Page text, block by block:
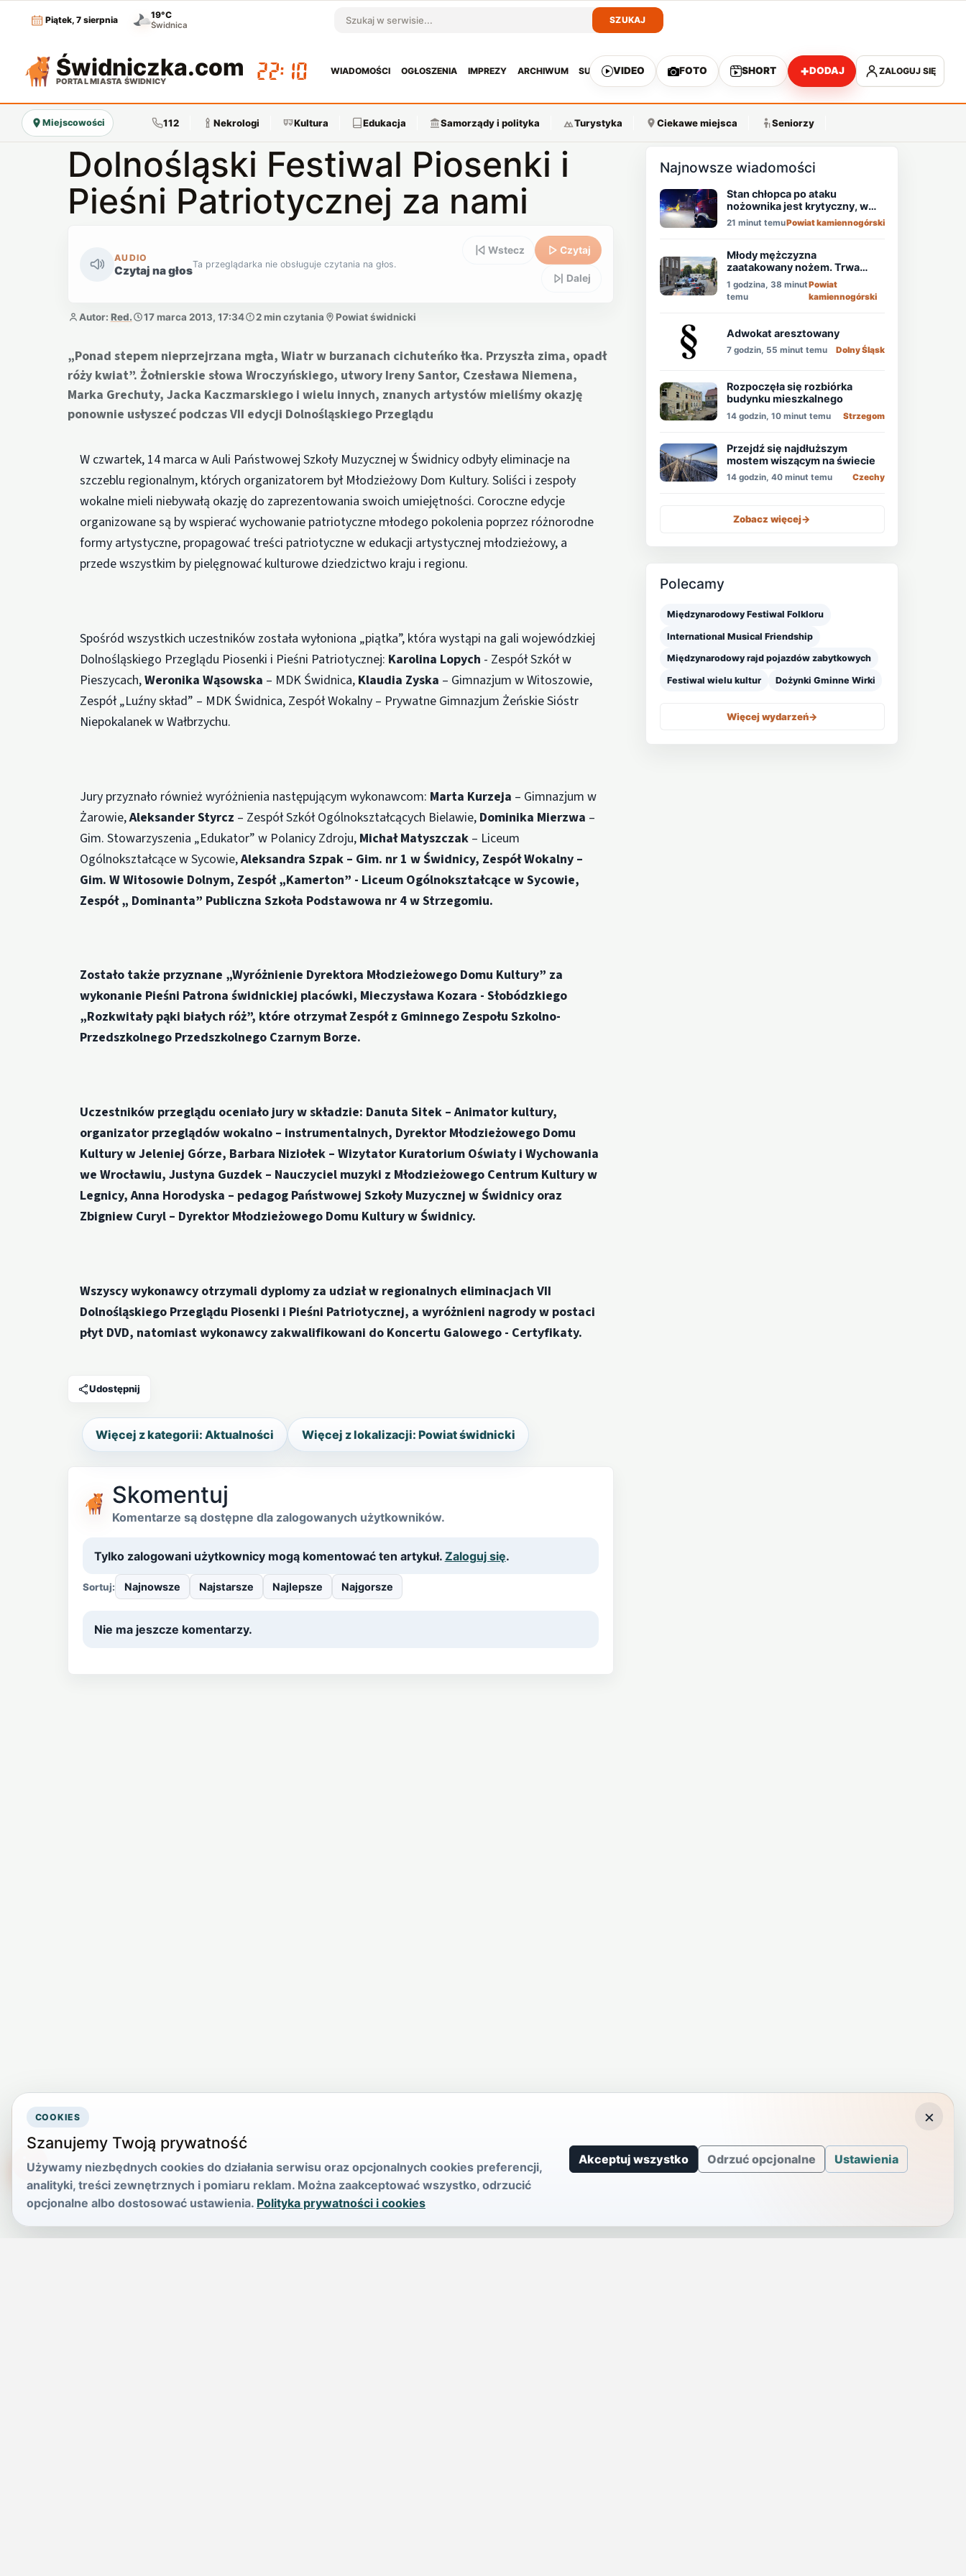
Piątek, 7 sierpnia
19°C
Świdnica Szukaj w serwisie
SZUKAJ
Świdniczka.com
PORTAL MIASTA ŚWIDNICY 22:10
WIADOMOŚCI OGŁOSZENIA IMPREZY ARCHIWUM SUBSKRYPCJA
VIDEO FOTO SHORT +DODAJ ZALOGUJ SIĘ
Miejscowości 112 Nekrologi Kultura Edukacja Samorządy i polityka Turystyka Ciekawe miejsca Seniorzy
Dolnośląski Festiwal Piosenki i
Pieśni Patriotycznej za nami
AUDIO
Czytaj na głosTa przeglądarka nie obsługuje czytania na głos.
Wstecz Czytaj
Dalej
Autor: Red. 17 marca 2013, 17:34 2 min czytania Powiat świdnicki
„Ponad stepem nieprzejrzana mgła, Wiatr w burzanach cichuteńko łka. Przyszła zima, opadł
róży kwiat”. Żołnierskie słowa Wroczyńskiego, utwory Ireny Santor, Czesława Niemena,
Marka Grechuty, Jacka Kaczmarskiego i wielu innych, znanych artystów mieliśmy okazję
ponownie usłyszeć podczas VII edycji Dolnośląskiego Przeglądu
W czwartek, 14 marca w Auli Państwowej Szkoły Muzycznej w Świdnicy odbyły eliminacje na
szczeblu regionalnym, których organizatorem był Młodzieżowy Dom Kultury. Soliści i zespoły
wokalne mieli niebywałą okazję do zaprezentowania swoich umiejętności. Coroczne edycje
organizowane są by wspierać wychowanie patriotyczne młodego pokolenia poprzez różnorodne
formy artystyczne, propagować treści patriotyczne w edukacji artystycznej młodzieżowy, a
przede wszystkim by pielęgnować kulturowe dziedzictwo kraju i regionu.
Spośród wszystkich uczestników została wyłoniona „piątka”, która wystąpi na gali wojewódzkiej
Dolnośląskiego Przeglądu Piosenki i Pieśni Patriotycznej: Karolina Lopych - Zespół Szkół w
Pieszycach,Weronika Wąsowska – MDK Świdnica, Klaudia Zyska – Gimnazjum w Witoszowie,
Zespół „Luźny skład” – MDK Świdnica, Zespół Wokalny – Prywatne Gimnazjum Żeńskie Sióstr
Niepokalanek w Wałbrzychu.
Jury przyznało również wyróżnienia następującym wykonawcom: Marta Kurzeja – Gimnazjum w
Żarowie,Aleksander Styrcz – Zespół Szkół Ogólnokształcących Bielawie, Dominika Mierzwa –
Gim. Stowarzyszenia „Edukator” w Polanicy Zdroju, Michał Matyszczak – Liceum
Ogólnokształcące w Sycowie,Aleksandra Szpak – Gim. nr 1 w Świdnicy, Zespół Wokalny –
Gim. W Witosowie Dolnym, Zespół „Kamerton” - Liceum Ogólnokształcące w Sycowie,
Zespół „ Dominanta” Publiczna Szkoła Podstawowa nr 4 w Strzegomiu.
Zostało także przyznane „Wyróżnienie Dyrektora Młodzieżowego Domu Kultury” za
wykonanie Pieśni Patrona świdnickiej placówki, Mieczysława Kozara - Słobódzkiego
„Rozkwitały pąki białych róż”, które otrzymał Zespół z Gminnego Zespołu Szkolno-
Przedszkolnego Przedszkolnego Czarnym Borze.
Uczestników przeglądu oceniało jury w składzie: Danuta Sitek – Animator kultury,
organizator przeglądów wokalno – instrumentalnych, Dyrektor Młodzieżowego Domu
Kultury w Jeleniej Górze, Barbara Niziołek – Wizytator Kuratorium Oświaty i Wychowania
we Wrocławiu,Justyna Guzdek – Nauczyciel muzyki z Młodzieżowego Centrum Kultury w
Legnicy,Anna Horodyska – pedagog Państwowej Szkoły Muzycznej w Świdnicy oraz
Zbigniew Curyl – Dyrektor Młodzieżowego Domu Kultury w Świdnicy.
Wszyscy wykonawcy otrzymali dyplomy za udział w regionalnych eliminacjach VII
Dolnośląskiego Przeglądu Piosenki i Pieśni Patriotycznej, a wyróżnieni nagrody w postaci
płyt DVD, natomiast wykonawcy zakwalifikowani do Koncertu Galowego - Certyfikaty.
Udostępnij
Więcej z kategorii: Aktualności Więcej z lokalizacji: Powiat świdnicki
Skomentuj
Komentarze są dostępne dla zalogowanych użytkowników.
Tylko zalogowani użytkownicy mogą komentować ten artykuł. Zaloguj się.
Sortuj: Najnowsze Najstarsze Najlepsze Najgorsze
Nie ma jeszcze komentarzy.
Najnowsze wiadomości
Stan chłopca po ataku
nożownika jest krytyczny, w
akcji śmigłowiec LPR!
21 minut temuPowiat kamiennogórski
Młody mężczyzna
zaatakowany nożem. Trwa
obława!
1 godzina, 38 minut
temu
Powiat
kamiennogórski
Adwokat aresztowany
7 godzin, 55 minut temu Dolny Śląsk
Rozpoczęła się rozbiórka
budynku mieszkalnego
14 godzin, 10 minut temu Strzegom
Przejdź się najdłuższym
mostem wiszącym na świecie
14 godzin, 40 minut temu Czechy
Zobacz więcej->
Polecamy
Międzynarodowy Festiwal Folkloru
International Musical Friendship
Międzynarodowy rajd pojazdów zabytkowych
Festiwal wielu kultur Dożynki Gminne Wirki
Więcej wydarzeń->
COOKIES
Szanujemy Twoją prywatność
Używamy niezbędnych cookies do działania serwisu oraz opcjonalnych cookies preferencji,
analityki, treści zewnętrznych i pomiaru reklam. Można zaakceptować wszystko, odrzucić
opcjonalne albo dostosować ustawienia. Polityka prywatności i cookies
Akceptuj wszystko Odrzuć opcjonalne Ustawienia
×
TikTokowa Jelonka